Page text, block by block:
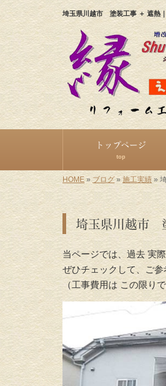
埼玉県川越市 塗装工事 ＋ 遮熱
トップページ
top
HOME» ブログ » 施工実績 »
埼玉県川越市
当ページでは、過去 実
ぜひチェックして、ご
（工事費用は この限り